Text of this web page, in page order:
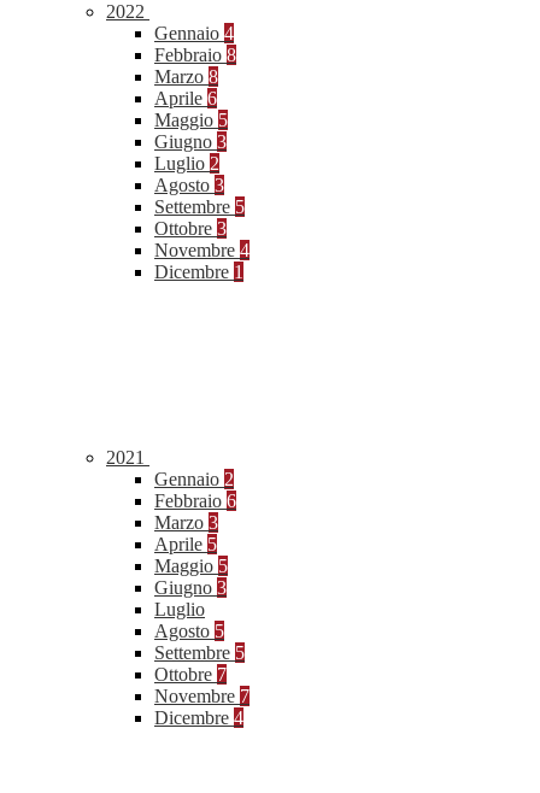
2022
Gennaio 4
Febbraio 8
Marzo 8
Aprile 6
Maggio 5
Giugno 3
Luglio 2
Agosto 3
Settembre 5
Ottobre 3
Novembre 4
Dicembre 1
2021
Gennaio 2
Febbraio 6
Marzo 3
Aprile 5
Maggio 5
Giugno 3
Luglio
Agosto 5
Settembre 5
Ottobre 7
Novembre 7
Dicembre 4